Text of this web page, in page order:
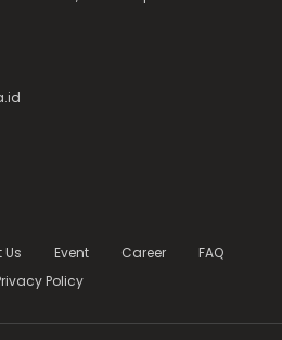
Event Career
FAQ
Policy